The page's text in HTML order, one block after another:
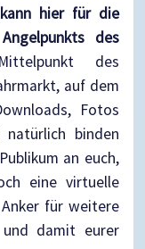
hier für die
des
des
auf dem
Fotos
binden
an euch,
eine virtuelle
für weitere
damit eurer